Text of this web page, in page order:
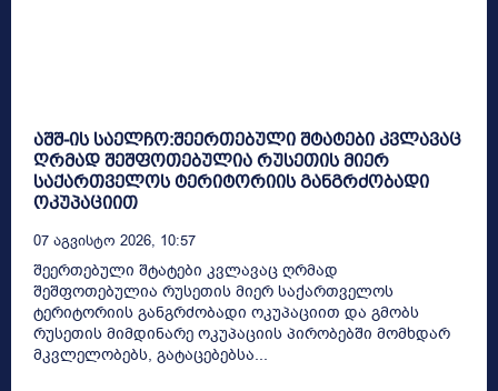
აშშ-ის საელჩო:შეერთებული შტატები კვლავაც
ღრმად შეშფოთებულია რუსეთის მიერ
საქართველოს ტერიტორიის განგრძობადი
ოკუპაციით
07 Აგვისტო 2026, 10:57
შეერთებული შტატები კვლავაც ღრმად
შეშფოთებულია რუსეთის მიერ საქართველოს
ტერიტორიის განგრძობადი ოკუპაციით და გმობს
რუსეთის მიმდინარე ოკუპაციის პირობებში მომხდარ
მკვლელობებს, გატაცებებსა...